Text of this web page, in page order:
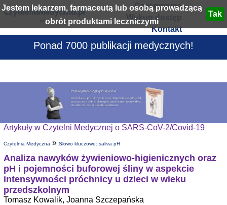
Jestem lekarzem, farmaceutą lub osobą prowadzącą
obrót produktami leczniczymi
Czasopisma
Wykup dostęp
Kontakt
Ponad 7000 publikacji medycznych!
Artykuły w Czytelni Medycznej o SARS-CoV-2/Covid-19
Czytelnia Medyczna» Słowo kluczowe: saliva pH
Analiza nawyków żywieniowo-higienicznych oraz
pH i pojemności buforowej śliny w aspekcie
intensywności próchnicy u dzieci w wieku
przedszkolnym
Tomasz Kowalik, Joanna Szczepańska